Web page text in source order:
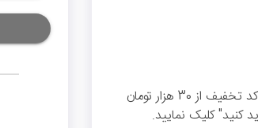
جهت خرید از وبسایت سفرمی مرجع رزرو هتل، می‌توانید با این کد تخفیف از 30 هزار تومان
کنید" کلیک نمایید.